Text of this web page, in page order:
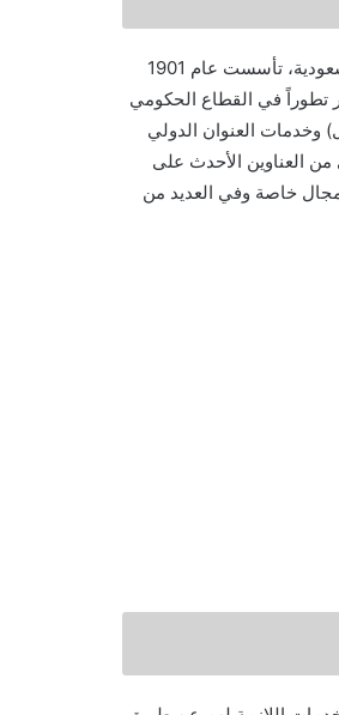
مؤسسة البريد السعودي هي المؤسسة المسؤولة عن الخدمات البريدية والبريد الرسمي في السعودية، تأسست عام 1901
تطوراً في القطاع الحكومي
وخدمات العنوان الدولي
من العناوين الأحدث على
خاصة وفي العديد من